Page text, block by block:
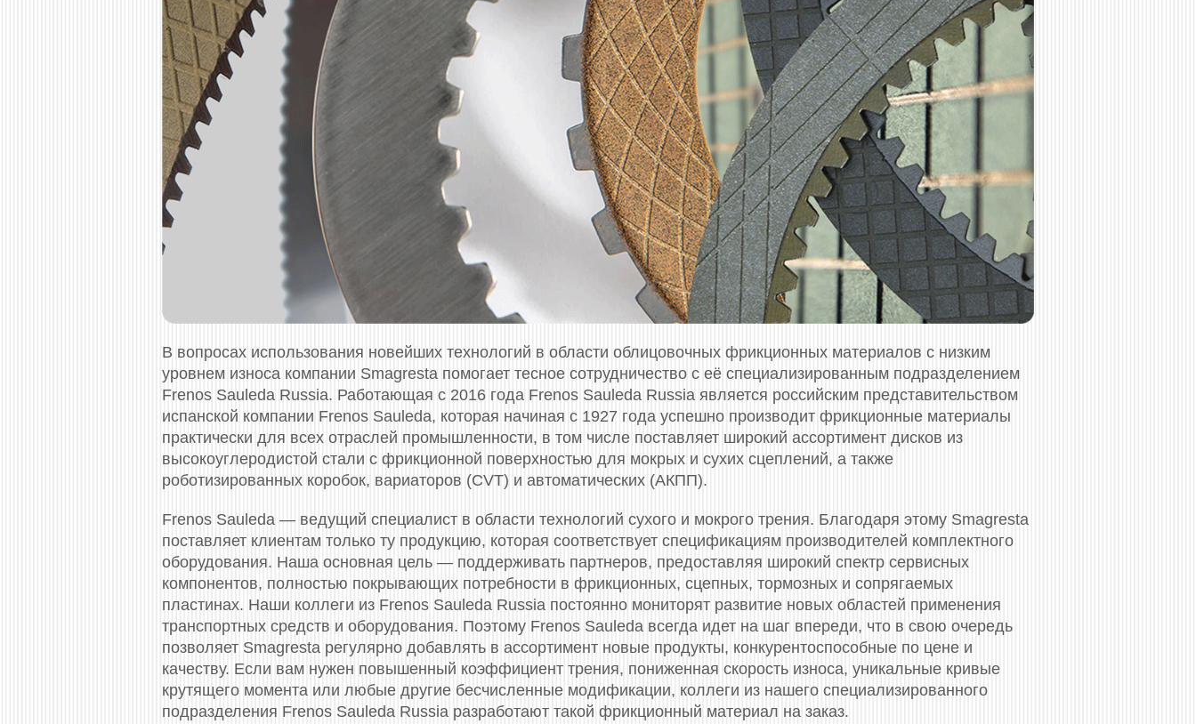
В вопросах использования новейших технологий в области облицовочных фрикционных материалов с низким
уровнем износа компании Smagresta помогает тесное сотрудничество с её специализированным подразделением
Frenos Sauleda Russia. Работающая с 2016 года Frenos Sauleda Russia является российским представительством
испанской компании Frenos Sauleda, которая начиная с 1927 года успешно производит фрикционные материалы
практически для всех отраслей промышленности, в том числе поставляет широкий ассортимент дисков из
высокоуглеродистой стали с фрикционной поверхностью для мокрых и сухих сцеплений, а также
роботизированных коробок, вариаторов (CVT) и автоматических (АКПП).
Frenos Sauleda — ведущий специалист в области технологий сухого и мокрого трения. Благодаря этому Smagresta
поставляет клиентам только ту продукцию, которая соответствует спецификациям производителей комплектного
оборудования. Наша основная цель — поддерживать партнеров, предоставляя широкий спектр сервисных
компонентов, полностью покрывающих потребности в фрикционных, сцепных, тормозных и сопрягаемых
пластинах. Наши коллеги из Frenos Sauleda Russia постоянно мониторят развитие новых областей применения
транспортных средств и оборудования. Поэтому Frenos Sauleda всегда идет на шаг впереди, что в свою очередь
позволяет Smagresta регулярно добавлять в ассортимент новые продукты, конкурентоспособные по цене и
качеству. Если вам нужен повышенный коэффициент трения, пониженная скорость износа, уникальные кривые
крутящего момента или любые другие бесчисленные модификации, коллеги из нашего специализированного
подразделения Frenos Sauleda Russia разработают такой фрикционный материал на заказ.